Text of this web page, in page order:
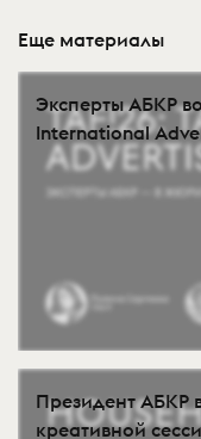
Еще материалы
Эксперты АБКР
International
Президент АБКР
креативной